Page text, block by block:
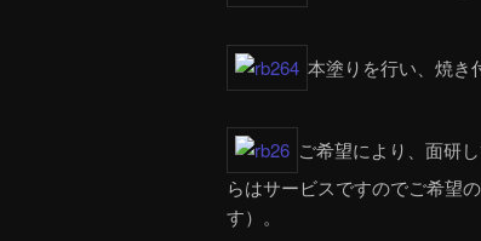
本塗りを行い、焼き
ご希望により、面研
らはサービスですのでご希望
す）。